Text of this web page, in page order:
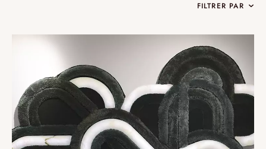
FILTRER PAR
Collections
Infinity
Reflexion
Vesuve